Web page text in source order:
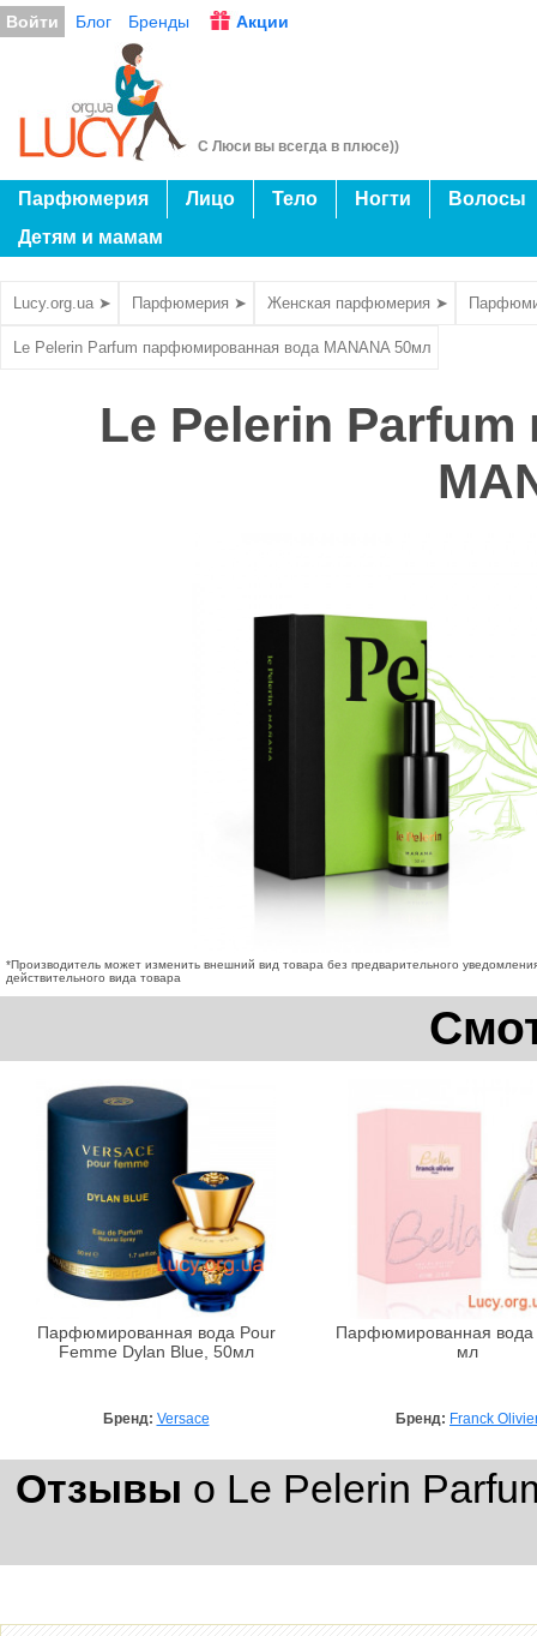
Войти Блог Бренды Акции
С Люси вы всегда в плюсе))
Парфюмерия Лицо Тело Ногти
Волосы
Детям и мамам
Lucy.org.ua ➤ Парфюмерия ➤ Женская парфюмерия ➤
Le Pelerin Parfum парфюмированная вода MANANA 50мл
Le Pelerin
*Производитель может изменить внешний вид товара без предварительного
действительного вида товара
Парфюмированная вода Pour
Femme Dylan Blue, 50мл
Бренд: Versace
Парфюмированная вода
мл
Бренд: Franck
Отзывы о Le Pelerin